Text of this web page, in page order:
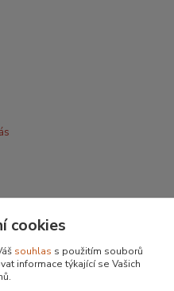
cookies
souhlas s použitím souborů
informace týkající se Vašich